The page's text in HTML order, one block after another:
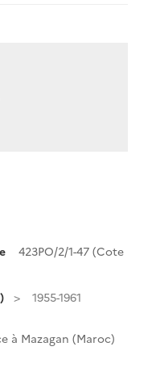
423PO/2/1-47 (Cote
1955-1961
à Mazagan (Maroc)